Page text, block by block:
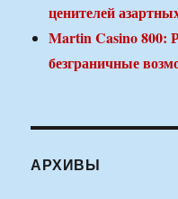
ценителей
Martin Casino 800:
безграничные
АРХИВЫ